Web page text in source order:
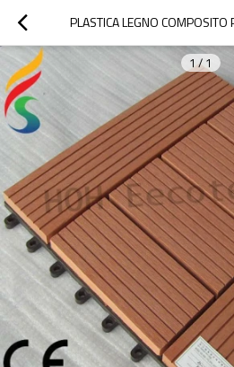
PLASTICA LEGNO COMPOSITO
1/1